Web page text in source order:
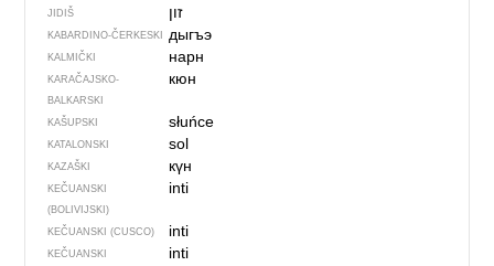
JIDIŠ זון
KABARDINO-ČERKESKI дыгъэ
KALMIČKI нарн
KARAČAJSKO-
BALKARSKI
кюн
KAŠUPSKI słuńce
KATALONSKI sol
KAZAŠKI күн
KEČUANSKI
(BOLIVIJSKI)
inti
KEČUANSKI (CUSCO) inti
KEČUANSKI
inti